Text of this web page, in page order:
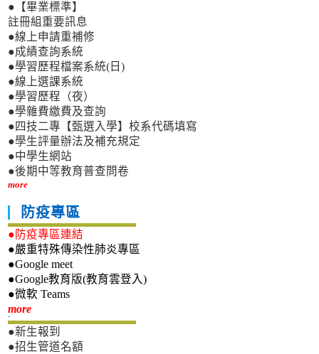
●【畢業標準】
註冊組重要訊息
●線上申請重補修
●成績查詢系統
●學習歷程檔案系統(日)
●線上選課系統
●學習歷程（夜）
●學雜費繳費及查詢
●四技二專【甄選入學】校系代碼填寫
●學生評量辦法及補充規定
●中學生網站
●後期中等教育普查問卷
more
防疫專區
●防疫專區連結
●嚴重特殊傳染性肺炎專區
●Google meet
●Google教育版(教育雲登入)
●微軟 Teams
more新生專區
●新生報到
●招生管道名額